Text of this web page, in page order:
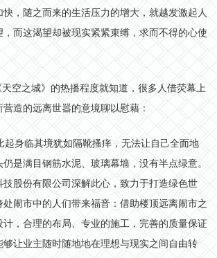
，随之而来的生活压力的增大，就越发激起人
而这渴望却被现实紧紧束缚，求而不得的心使
空之城》的热播程度就知道，很多人借荧幕上
造的远离世嚣的意境聊以慰藉：
起身临其境犹如隔靴搔痒，无法让自己全面地
是满目钢筋水泥、玻璃幕墙，没有半点绿意。
股份有限公司深解此心，致力于打造绿色世
闹市中的人们带来福音：借助楼顶远离闹市之
，合理的布局、专业的施工，完善的质量保证
让业主随时随地地在理想与现实之间自由转